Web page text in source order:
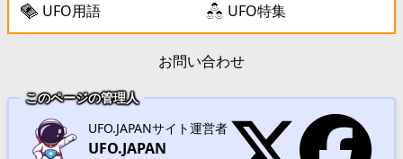
UFO用語
UFO特集
お問い合わせ
このページの管理人
UFO.JAPANサイト運営者
UFO.JAPAN